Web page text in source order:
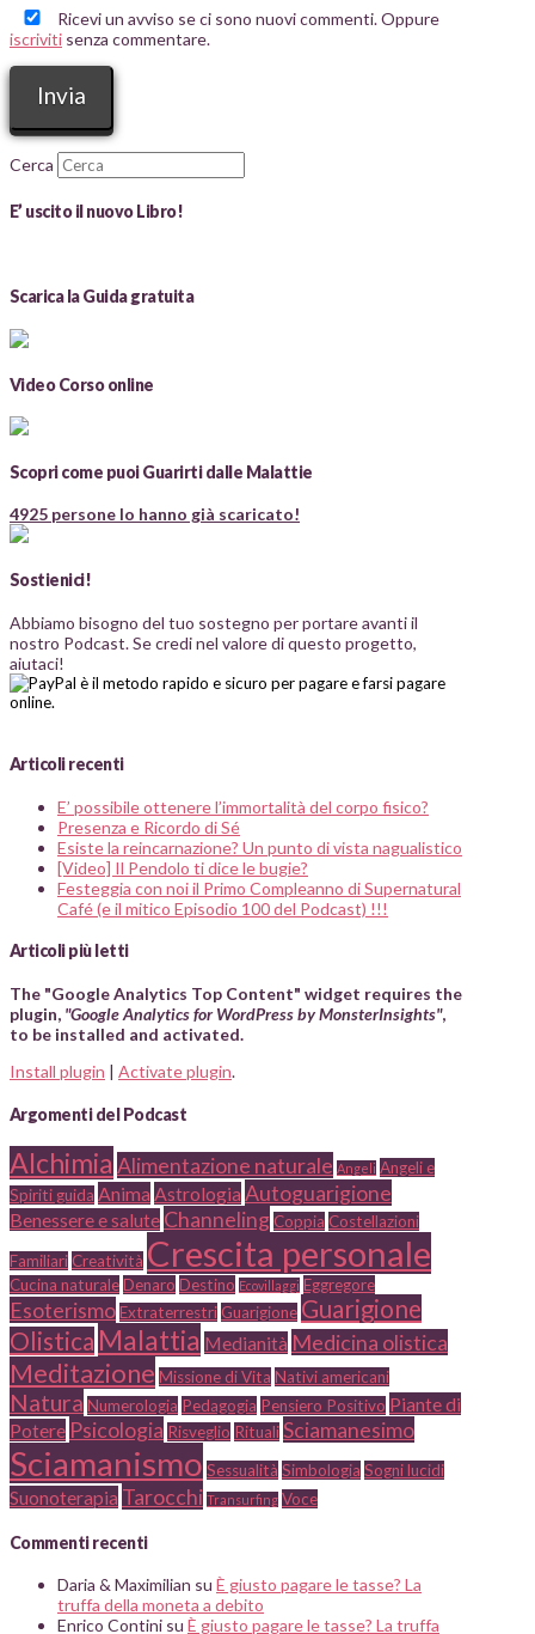
Ricevi un avviso se ci sono nuovi commenti. Oppure
iscriviti senza commentare.
Cerca
E’ uscito il nuovo Libro!
Scarica la Guida gratuita
Video Corso online
Scopri come puoi Guarirti dalle Malattie
4925 persone lo hanno già scaricato!
Sostienici!
Abbiamo bisogno del tuo sostegno per portare avanti il
nostro Podcast. Se credi nel valore di questo progetto,
aiutaci!
Articoli recenti
E’ possibile ottenere l’immortalità del corpo fisico?
Presenza e Ricordo di Sé
Esiste la reincarnazione? Un punto di vista nagualistico
[Video] Il Pendolo ti dice le bugie?
Festeggia con noi il Primo Compleanno di Supernatural
Café (e il mitico Episodio 100 del Podcast) !!!
Articoli più letti
The "Google Analytics Top Content" widget requires the
plugin, "Google Analytics for WordPress by MonsterInsights",
to be installed and activated.
Install plugin | Activate plugin.
Argomenti del Podcast
Alchimia Alimentazione naturale Angeli Angeli e
Spiriti guida Anima Astrologia Autoguarigione
Benessere e salute ChannelingCoppia Costellazioni
FamiliariCreatività Crescita personale
Cucina naturaleDenaro Destino Ecovillaggi Eggregore
EsoterismoExtraterrestriGuarigione Guarigione
Olistica Malattia Medianità Medicina olistica
Meditazione Missione di Vita Nativi americani
Natura Numerologia Pedagogia Pensiero Positivo Piante di
Potere Psicologia Risveglio RitualiSciamanesimo
Sciamanismo Sessualità Simbologia Sogni lucidi
Suonoterapia Tarocchi Transurfing Voce
Commenti recenti
Daria & Maximilian su È giusto pagare le tasse? La
truffa della moneta a debito
Enrico Contini su È giusto pagare le tasse? La truffa